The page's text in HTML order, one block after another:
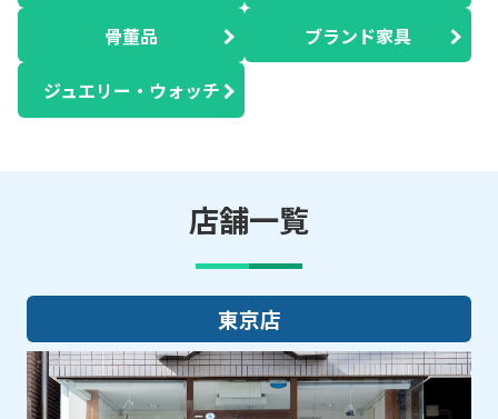
骨董品 ブランド家具
ジュエリー・ウォッチ
店舗一覧